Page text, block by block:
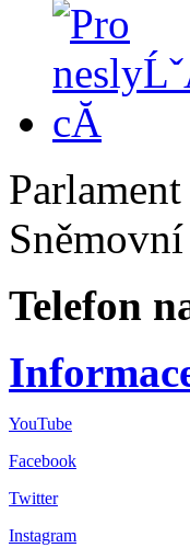
Telefon
YouTube
Facebook
Twitter
Instagram